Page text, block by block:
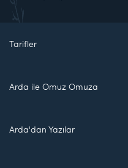
Tarifler
Arda ile Omuz Omuza
Arda'dan Yazılar